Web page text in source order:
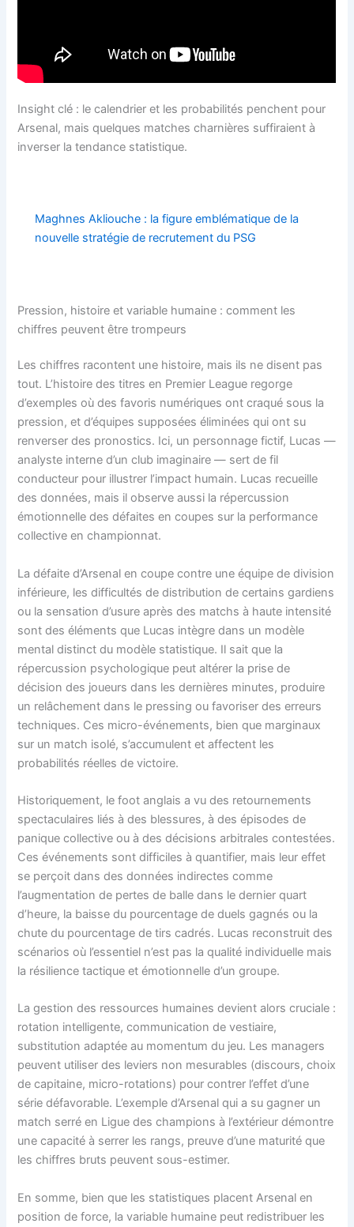
Insight clé : le calendrier et les probabilités penchent pour
Arsenal, mais quelques matches charnières suffiraient à
inverser la tendance statistique.
Maghnes Akliouche : la figure emblématique de la
nouvelle stratégie de recrutement du PSG
Pression, histoire et variable humaine : comment les
chiffres peuvent être trompeurs
Les chiffres racontent une histoire, mais ils ne disent pas
tout. L’histoire des titres en Premier League regorge
d’exemples où des favoris numériques ont craqué sous la
pression, et d’équipes supposées éliminées qui ont su
renverser des pronostics. Ici, un personnage fictif, Lucas —
analyste interne d’un club imaginaire — sert de fil
conducteur pour illustrer l’impact humain. Lucas recueille
des données, mais il observe aussi la répercussion
émotionnelle des défaites en coupes sur la performance
collective en championnat.
La défaite d’Arsenal en coupe contre une équipe de division
inférieure, les difficultés de distribution de certains gardiens
ou la sensation d’usure après des matchs à haute intensité
sont des éléments que Lucas intègre dans un modèle
mental distinct du modèle statistique. Il sait que la
répercussion psychologique peut altérer la prise de
décision des joueurs dans les dernières minutes, produire
un relâchement dans le pressing ou favoriser des erreurs
techniques. Ces micro-événements, bien que marginaux
sur un match isolé, s’accumulent et affectent les
probabilités réelles de victoire.
Historiquement, le foot anglais a vu des retournements
spectaculaires liés à des blessures, à des épisodes de
panique collective ou à des décisions arbitrales contestées.
Ces événements sont difficiles à quantifier, mais leur effet
se perçoit dans des données indirectes comme
l’augmentation de pertes de balle dans le dernier quart
d’heure, la baisse du pourcentage de duels gagnés ou la
chute du pourcentage de tirs cadrés. Lucas reconstruit des
scénarios où l’essentiel n’est pas la qualité individuelle mais
la résilience tactique et émotionnelle d’un groupe.
La gestion des ressources humaines devient alors cruciale :
rotation intelligente, communication de vestiaire,
substitution adaptée au momentum du jeu. Les managers
peuvent utiliser des leviers non mesurables (discours, choix
de capitaine, micro-rotations) pour contrer l’effet d’une
série défavorable. L’exemple d’Arsenal qui a su gagner un
match serré en Ligue des champions à l’extérieur démontre
une capacité à serrer les rangs, preuve d’une maturité que
les chiffres bruts peuvent sous-estimer.
En somme, bien que les statistiques placent Arsenal en
position de force, la variable humaine peut redistribuer les